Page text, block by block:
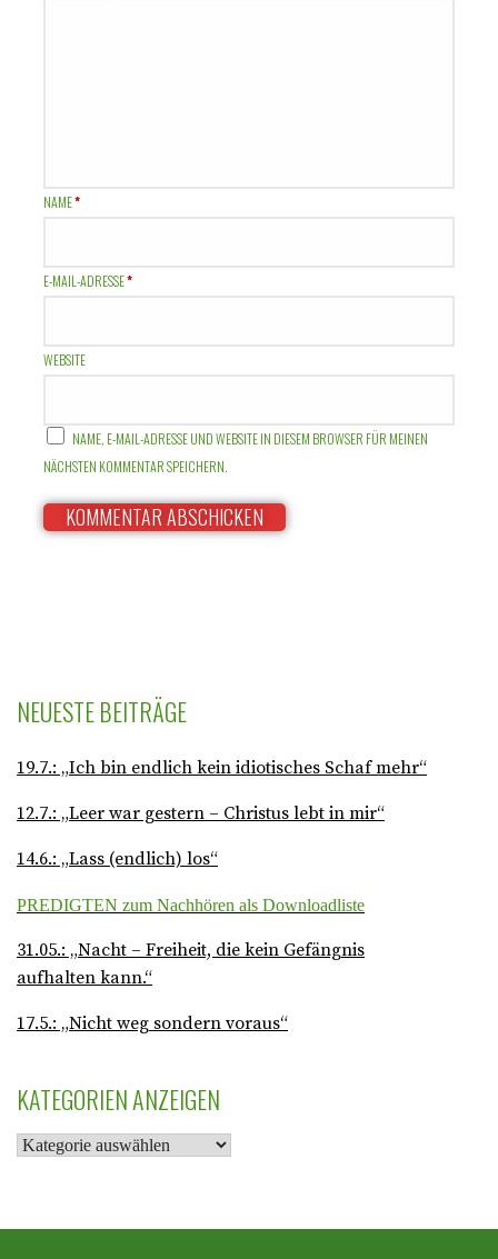
NAME*
E-MAIL-ADRESSE*
WEBSITE
NAME, E-MAIL-ADRESSE UND WEBSITE IN DIESEM BROWSER FÜR MEINEN
NÄCHSTEN KOMMENTAR SPEICHERN.
NEUESTE BEITRÄGE
19.7.: „Ich bin endlich kein idiotisches Schaf mehr“
12.7.: „Leer war gestern – Christus lebt in mir“
14.6.: „Lass (endlich) los“
PREDIGTEN zum Nachhören als Downloadliste
31.05.: „Nacht – Freiheit, die kein Gefängnis
aufhalten kann.“
17.5.: „Nicht weg sondern voraus“
KATEGORIEN ANZEIGEN